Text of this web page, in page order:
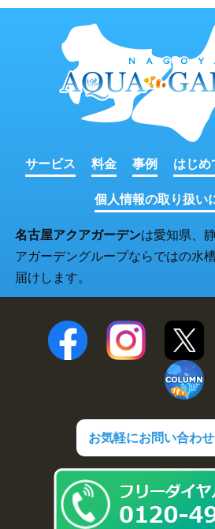
サービス 料金 事例 はじめ
個人情報の取り扱い
名古屋アクアガーデンは愛知県、
アガーデングループならではの水
届けします。
お気軽にお問い合わ